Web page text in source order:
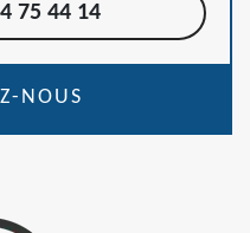
75 44 14
NOUS